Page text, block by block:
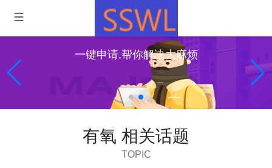
一键申请,帮你解决大麻烦
有氧 相关话题
TOPIC